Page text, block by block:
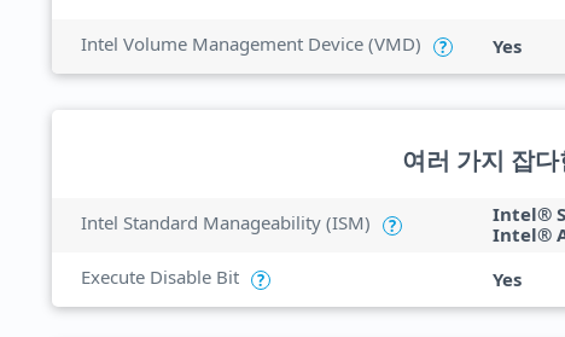
Intel Volume Management Device (VMD) ? Yes
여러 가지 잡
Intel Standard Manageability (ISM) ?
Intel®
Intel®
Execute Disable Bit
? Yes